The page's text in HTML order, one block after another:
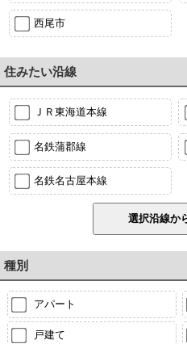
西尾市
住みたい沿線
ＪＲ東海道本線
名鉄蒲郡線
名鉄名古屋本線
種別
アパート
戸建て